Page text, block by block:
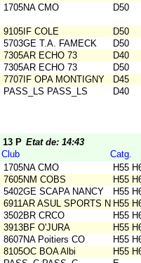
1705NA CMO D50
9105IF COLE
D50
5703GE T.A. FAMECK
D50
7305AR ECHO 73
D40
7305AR ECHO 73
D50
7707IF OPA MONTIGNY
D45
PASS_LS PASS_LS D40
13 P Etat de: 14:43
Club
Catg.
1705NA CMO
H55
7605NM COBS
H55
5402GE SCAPA NANCY
H55
6911AR ASUL SPORTS NATH55
3502BR CRCO
H55
3913BF O'JURA
H55
8607NA Poitiers CO
H55
8105OC BOA Albi
H55